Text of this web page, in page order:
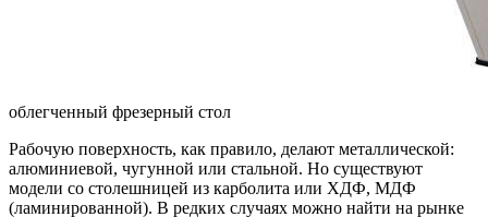
облегченный фрезерный стол
Рабочую поверхность, как правило, делают металлической:
алюминиевой, чугунной или стальной. Но существуют
модели со столешницей из карболита или ХДФ, МДФ
(ламинированной). В редких случаях можно найти на рынке